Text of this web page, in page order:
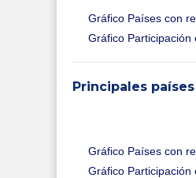
Gráfico Países con
Gráfico
Principales
Gráfico Países con
Gráfico